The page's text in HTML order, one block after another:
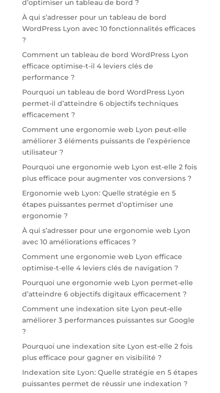
d’optimiser un tableau de bord ?
À qui s’adresser pour un tableau de bord
WordPress Lyon avec 10 fonctionnalités efficaces
?
Comment un tableau de bord WordPress Lyon
efficace optimise-t-il 4 leviers clés de
performance ?
Pourquoi un tableau de bord WordPress Lyon
permet-il d’atteindre 6 objectifs techniques
efficacement ?
Comment une ergonomie web Lyon peut-elle
améliorer 3 éléments puissants de l’expérience
utilisateur ?
Pourquoi une ergonomie web Lyon est-elle 2 fois
plus efficace pour augmenter vos conversions ?
Ergonomie web Lyon: Quelle stratégie en 5
étapes puissantes permet d’optimiser une
ergonomie ?
À qui s’adresser pour une ergonomie web Lyon
avec 10 améliorations efficaces ?
Comment une ergonomie web Lyon efficace
optimise-t-elle 4 leviers clés de navigation ?
Pourquoi une ergonomie web Lyon permet-elle
d’atteindre 6 objectifs digitaux efficacement ?
Comment une indexation site Lyon peut-elle
améliorer 3 performances puissantes sur Google
?
Pourquoi une indexation site Lyon est-elle 2 fois
plus efficace pour gagner en visibilité ?
Indexation site Lyon: Quelle stratégie en 5 étapes
puissantes permet de réussir une indexation ?